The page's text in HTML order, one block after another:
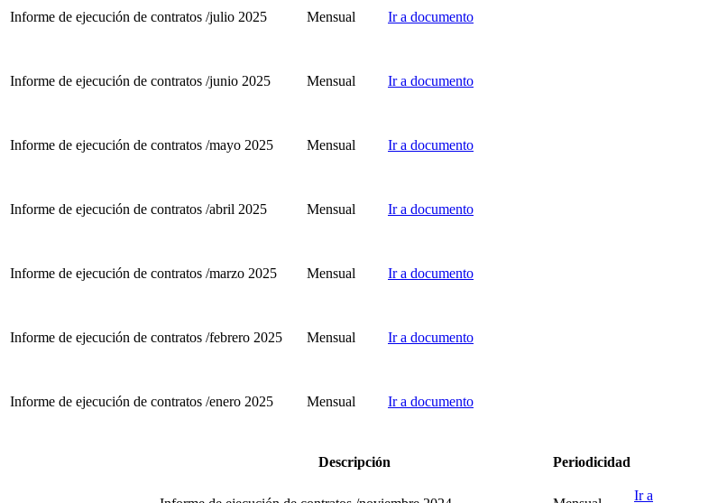
Informe de ejecución de contratos /julio 2025 Mensual Ir a documento
Informe de ejecución de contratos /junio 2025 Mensual Ir a documento
Informe de ejecución de contratos /mayo 2025 Mensual Ir a documento
Informe de ejecución de contratos /abril 2025 Mensual Ir a documento
Informe de ejecución de contratos /marzo 2025 Mensual Ir a documento
Informe de ejecución de contratos /febrero 2025 Mensual Ir a documento
Informe de ejecución de contratos /enero 2025 Mensual Ir a documento
Descripción Periodicidad
Ir a